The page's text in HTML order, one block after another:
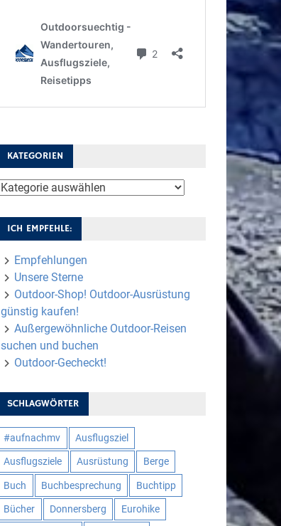
KATEGORIEN
Kategorien
ICH EMPFEHLE:
Empfehlungen
Unsere Sterne
Outdoor-Shop! Outdoor-Ausrüstung
günstig kaufen!
Außergewöhnliche Outdoor-Reisen
suchen und buchen
Outdoor-Gecheckt!
SCHLAGWÖRTER
#aufnachmv Ausflugsziel
Ausflugsziele Ausrüstung Berge
Buch Buchbesprechung Buchtipp
Bücher Donnersberg Eurohike